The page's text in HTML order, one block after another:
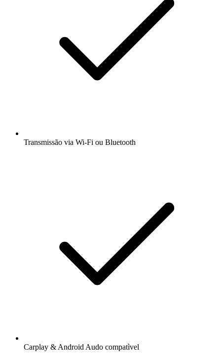
Transmissão via Wi-Fi ou Bluetooth
Carplay & Android Audo compatìvel